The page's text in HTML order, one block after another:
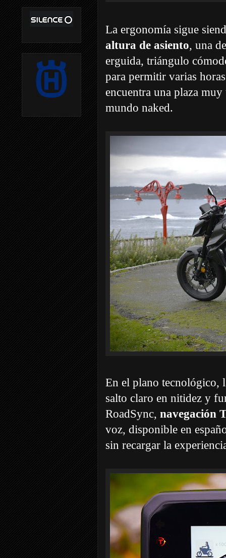
La ergonomía sigue
altura de asiento, una
erguida, triángulo
para permitir varias
encuentra una plaza
mundo naked.
En el plano tecnológico,
salto claro en nitidez y
RoadSync, navegación
voz, disponible en
sin recargar la